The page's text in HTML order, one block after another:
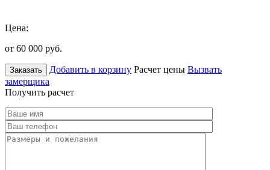
Цена:
от 60 000 руб.
Заказать Добавить в корзину Расчет цены Вызвать
замерщика
Получить расчет